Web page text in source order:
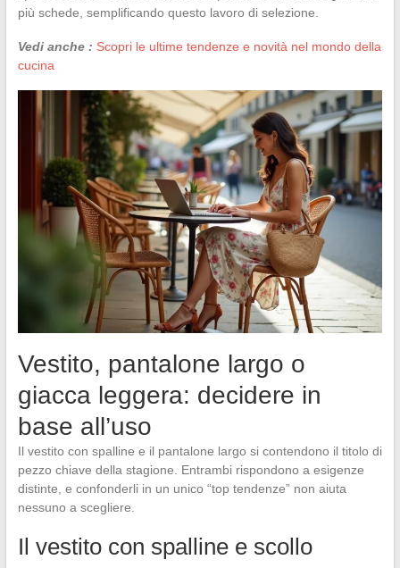
più schede, semplificando questo lavoro di selezione.
Vedi anche : Scopri le ultime tendenze e novità nel mondo della
cucina
Vestito, pantalone largo o
giacca leggera: decidere in
base all’uso
Il vestito con spalline e il pantalone largo si contendono il titolo di
pezzo chiave della stagione. Entrambi rispondono a esigenze
distinte, e confonderli in un unico “top tendenze” non aiuta
nessuno a scegliere.
Il vestito con spalline e scollo